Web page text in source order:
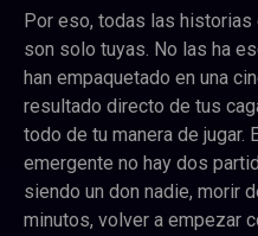
Por eso, todas las
son solo tuyas. No las ha
han empaquetado en una
resultado directo de tus
todo de tu manera de jugar.
emergente no hay dos
siendo un don nadie, morir
minutos, volver a empezar